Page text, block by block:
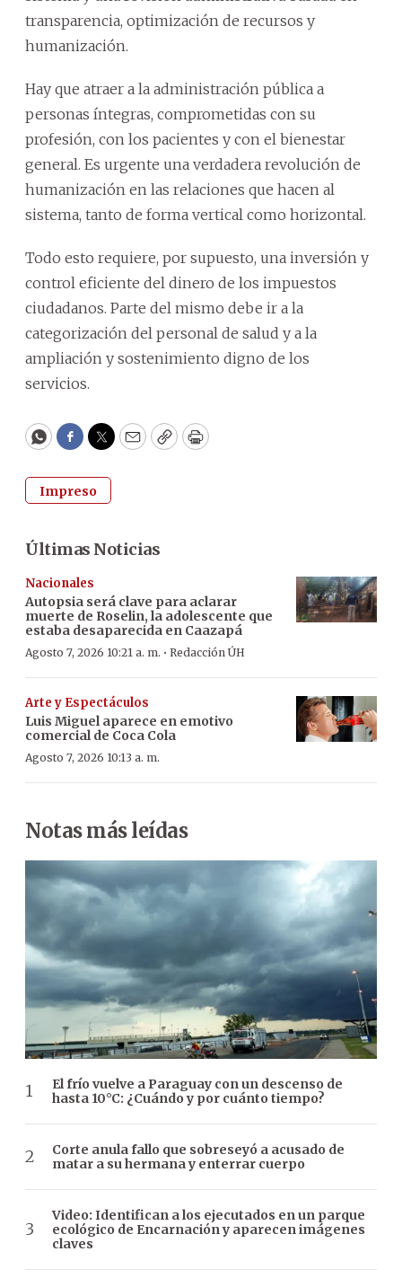
transparencia, optimización de recursos y
humanización.
Hay que atraer a la administración pública a
personas íntegras, comprometidas con su
profesión, con los pacientes y con el bienestar
general. Es urgente una verdadera revolución de
humanización en las relaciones que hacen al
sistema, tanto de forma vertical como horizontal.
Todo esto requiere, por supuesto, una inversión y
control eficiente del dinero de los impuestos
ciudadanos. Parte del mismo debe ir a la
categorización del personal de salud y a la
ampliación y sostenimiento digno de los
servicios.
WhatsApp
Facebook
Twitter
EmailCopyPrint
Impreso
Últimas Noticias
Nacionales
Autopsia será clave para aclarar
muerte de Roselin, la adolescente que
estaba desaparecida en Caazapá
Agosto 7, 2026 10:21 a. m. · Redacción ÚH
Arte y Espectáculos
Luis Miguel aparece en emotivo
comercial de Coca Cola
Agosto 7, 2026 10:13 a. m.
Notas más leídas
El frío vuelve a Paraguay con un descenso de
hasta 10°C: ¿Cuándo y por cuánto tiempo?
Corte anula fallo que sobreseyó a acusado de
matar a su hermana y enterrar cuerpo
Video: Identifican a los ejecutados en un parque
ecológico de Encarnación y aparecen imágenes
claves